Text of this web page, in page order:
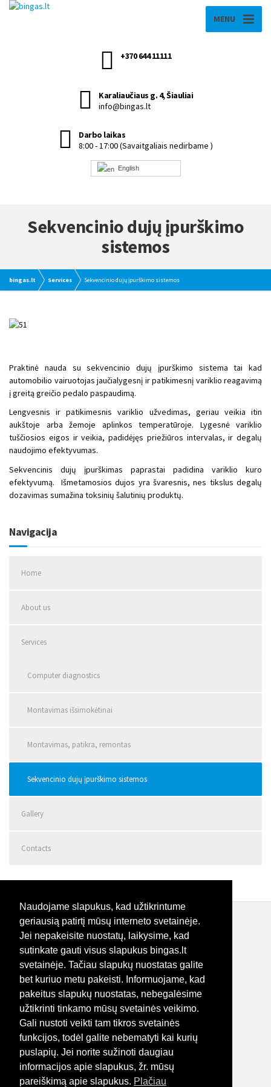
Naudojame slapukus, kad užtikrintume
geriausią patirtį mūsų interneto svetainėje.
Jei nepakeisite nuostatų, laikysime, kad
sutinkate gauti visus slapukus bingas.lt
svetainėje. Tačiau slapukų nuostatas galite
bet kuriuo metu pakeisti. Informuojame, kad
pakeitus slapukų nuostatas, nebegalėsime
užtikrinti tinkamo mūsų svetainės veikimo.
Gali nustoti veikti tam tikros svetainės
funkcijos, todėl galite nebematyti kai kurių
puslapių. Jei norite sužinoti daugiau
informacijos apie slapukus, žr. mūsų
pareiškimą apie slapukus. Plačiau
MENU
+370 644 11111
Karaliaučiaus g. 4, Šiauliai
info@bingas.lt
Darbo laikas
8:00 - 17:00 (Savaitgaliais nedirbame )
English
Sekvencinio dujų įpurškimo
sistemos
bingas.lt Services Sekvencinio dujų įpurškimo sistemos
Praktinė nauda susekvencinio dujų įpurškimo sistema tai kad
automobilio vairuotojas jaučialygesnį irpatikimesnį variklio reagavimą
įgreitą greičio pedalo paspaudimą.
Lengvesnis ir patikimesnis variklio užvedimas, geriau veikia itin
aukštoje arba žemoje
aplinkos temperatūroje. Lygesnė variklio
tuščiosios eigos ir veikia, padidėjęs priežiūros intervalas, ir degalų
naudojimo efektyvumas.
Sekvencinis dujų įpurškimas
paprastai padidina
variklio kuro
efektyvumą.
Išmetamosios dujos yra švaresnis, nes tikslus degalų
dozavimas sumažina toksinių šalutinių produktų.
Navigacija
Home
About us
Services
Computer diagnostics
Montavimas išsimokėtinai
Montavimas, patikra, remontas
Sekvencinio dujų įpurškimo sistemos
Gallery
Contacts
Home
About us
Services
Computer diagnostics
Montavimas išsimokėtinai
Montavimas, patikra, remontas
Sekvencinio dujų įpurškimo sistemos
Gallery
Contacts